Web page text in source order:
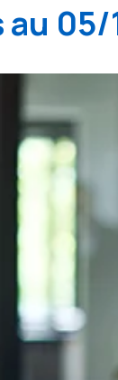
au